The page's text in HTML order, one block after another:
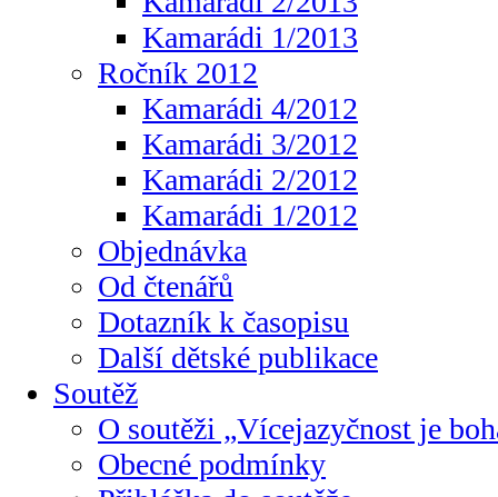
Kamarádi 1/2013
Ročník 2012
Kamarádi 4/2012
Kamarádi 3/2012
Kamarádi 2/2012
Kamarádi 1/2012
Objednávka
Od čtenářů
Dotazník k časopisu
Další dětské publikace
Soutěž
O soutěži „Vícejazyčnost je
Obecné podmínky